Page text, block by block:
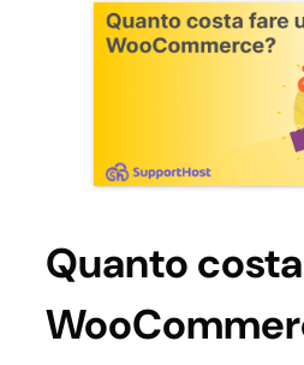
Quanto costa